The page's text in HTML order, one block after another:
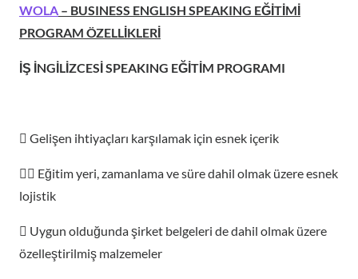
WOLA – BUSINESS ENGLISH SPEAKING EĞİTİMİ
PROGRAM ÖZELLİKLERİ
İŞ İNGİLİZCESİ SPEAKING EĞİTİM PROGRAMI
 Gelişen ihtiyaçları karşılamak için esnek içerik
 Eğitim yeri, zamanlama ve süre dahil olmak üzere esnek
lojistik
 Uygun olduğunda şirket belgeleri de dahil olmak üzere
özelleştirilmiş malzemeler